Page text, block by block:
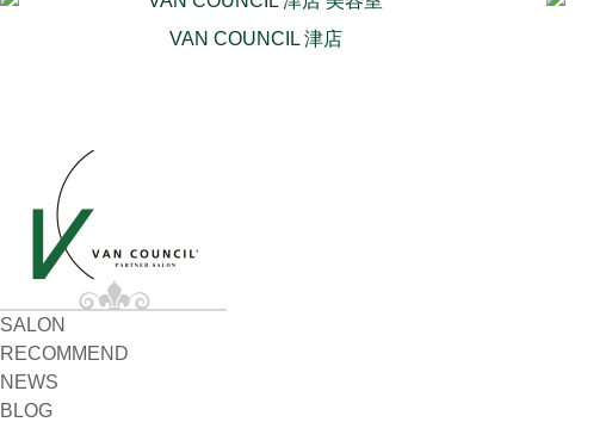
VAN COUNCIL 津店
SALON
RECOMMEND
NEWS
BLOG